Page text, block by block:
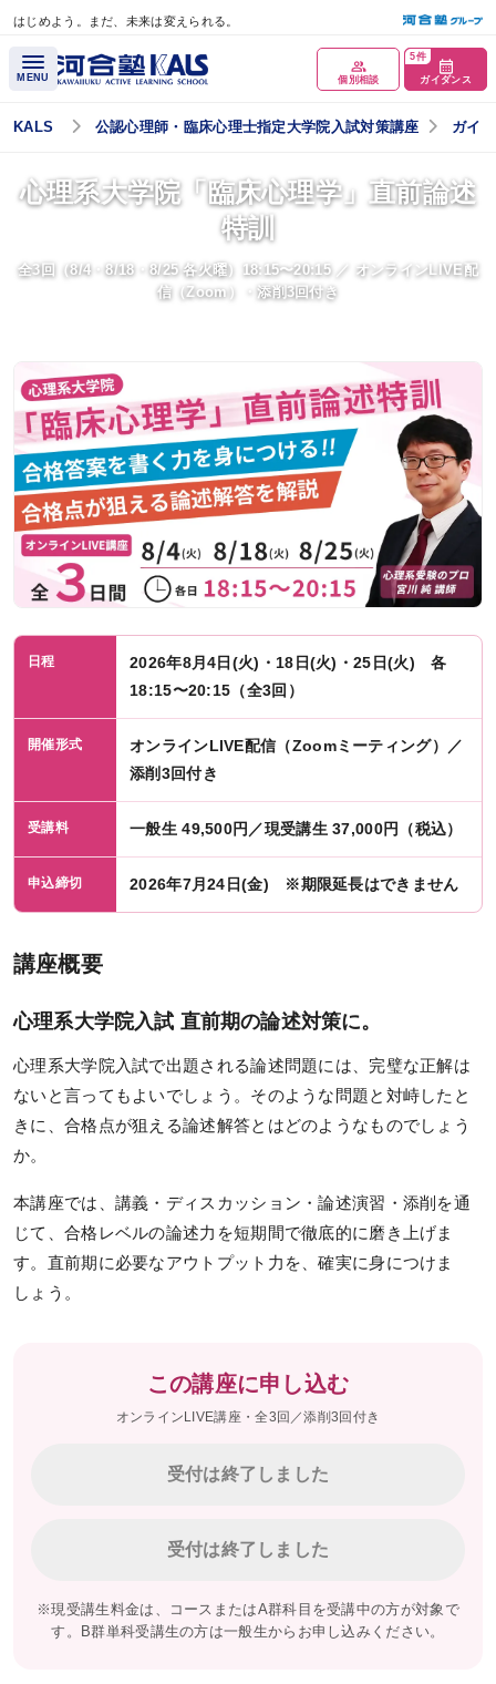
はじめよう。まだ、未来は変えられる。
メインコンテンツへスキップ
MENU 個別相談 ガイダンス
5件
講座トップページ
公認心理師について
臨床心理士について
オンライン・フォローアップについて
「臨床心理学」直前論述特訓
（オンラインLIVE講座）
臨床心理士対応大学院一覧
カリキュラム
カリキュラム一覧
筆記試験対策
面接対策
動画で学ぶ
試験情報ガイダンス／
講座説明動画
講義サンプル動画
教えて心理系大学院対策
合格実績・受講者の声
合格者インタビュー
受講者の声（速習コース）
KALS 公認心理師・臨床心理士指定大学院入試対策講座 ガイ
心理系大学院「臨床心理学」直前論述
特訓
全3回（8/4・8/18・8/25 各火曜）18:15〜20:15 ／ オンラインLIVE配
信（Zoom）・添削3回付き
日程
2026年8月4日(火)・18日(火)・25日(火) 各
18:15〜20:15（全3回）
開催形式
オンラインLIVE配信（Zoomミーティング）／
添削3回付き
受講料 一般生 49,500円／現受講生 37,000円（税込）
申込締切 2026年7月24日(金) ※期限延長はできません
講座概要
心理系大学院入試 直前期の論述対策に。
心理系大学院入試で出題される論述問題には、完璧な正解は
ないと言ってもよいでしょう。そのような問題と対峙したと
きに、合格点が狙える論述解答とはどのようなものでしょう
か。
本講座では、講義・ディスカッション・論述演習・添削を通
じて、合格レベルの論述力を短期間で徹底的に磨き上げま
す。直前期に必要なアウトプット力を、確実に身につけま
しょう。
この講座に申し込む
オンラインLIVE講座・全3回／添削3回付き
受付は終了しました
受付は終了しました
※現受講生料金は、コースまたはA群科目を受講中の方が対象で
す。B群単科受講生の方は一般生からお申し込みください。